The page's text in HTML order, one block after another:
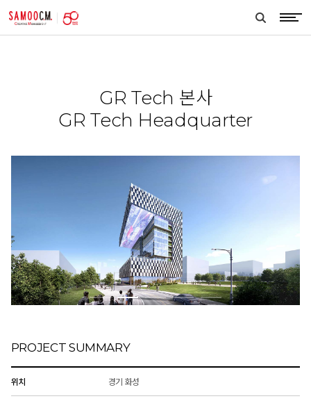
samoocm
search
GR Tech 본사
GR Tech Headquarter
PROJECT SUMMARY
위치 경기 화성